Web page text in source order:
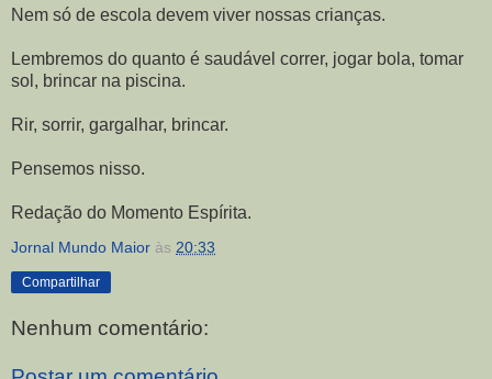
Nem só de escola devem viver nossas crianças.
Lembremos do quanto é saudável correr, jogar bola, tomar
sol, brincar na piscina.
Rir, sorrir, gargalhar, brincar.
Pensemos nisso.
Redação do Momento Espírita.
Jornal Mundo Maior às 20:33
Compartilhar
Nenhum comentário: